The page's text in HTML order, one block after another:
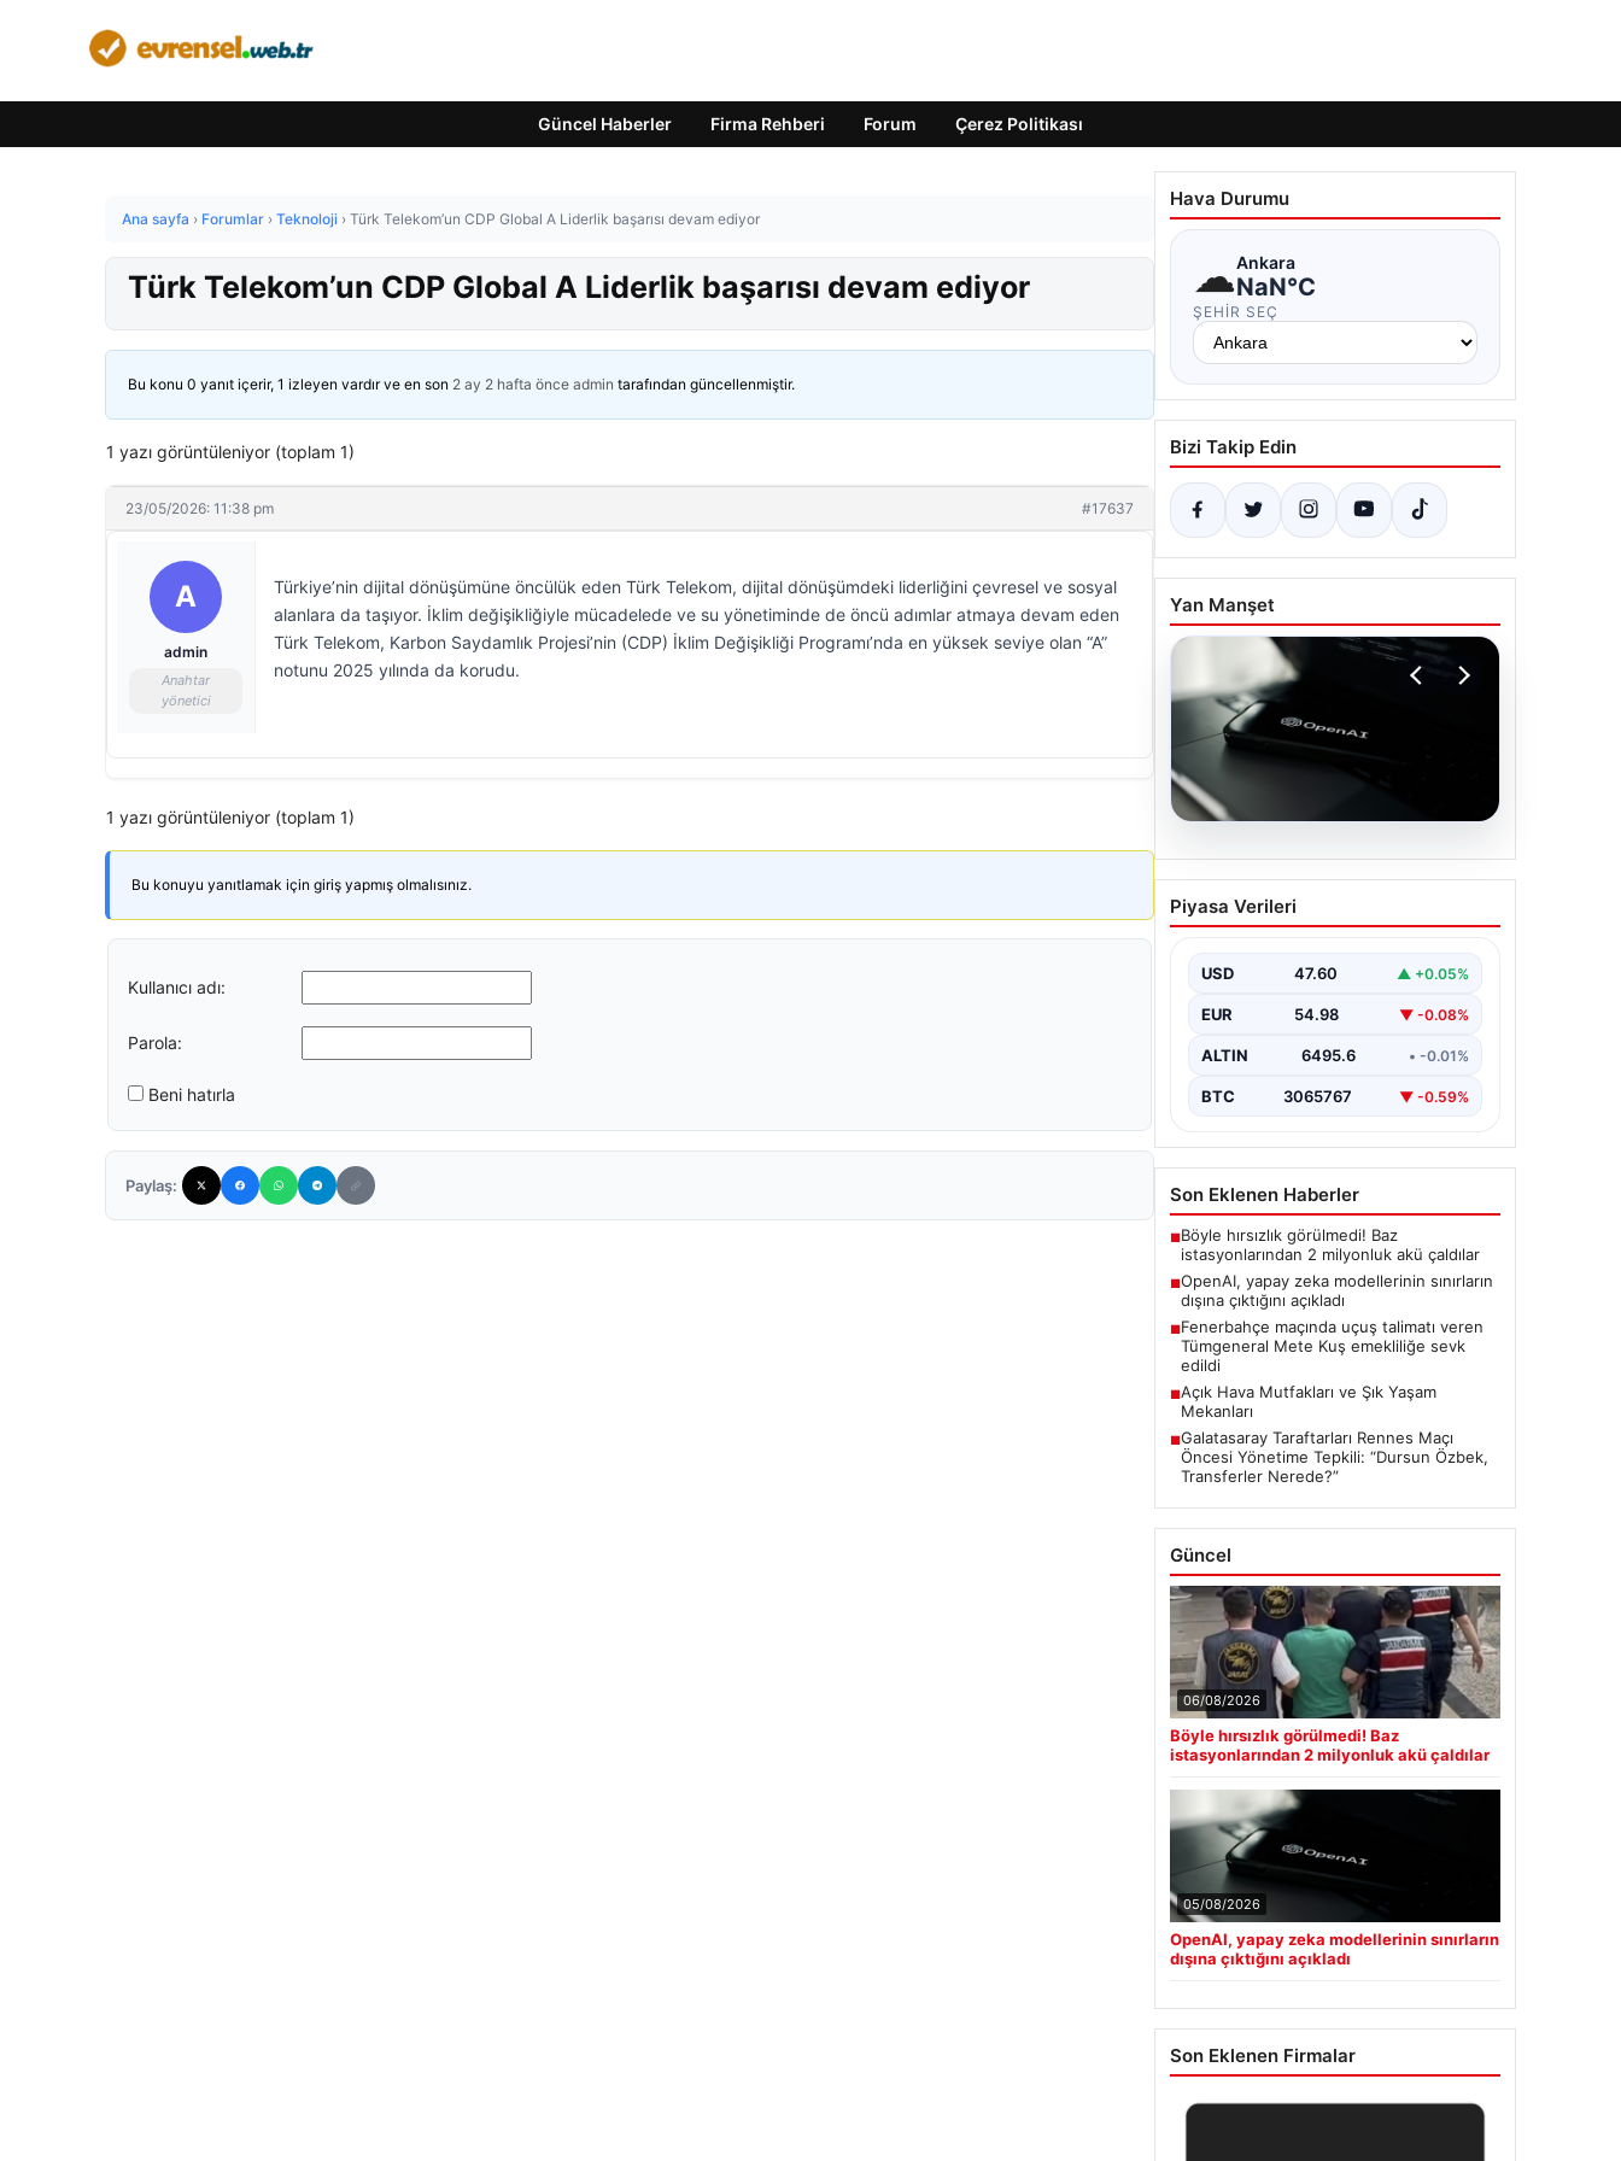
Güncel Haberler Firma Rehberi Forum Çerez Politikası
Ana sayfa › Forumlar › Teknoloji › Türk Telekom’un CDP Global A Liderlik başarısı devam ediyor
Türk Telekom’un CDP Global A Liderlik başarısı devam ediyor
Bu konu 0 yanıt içerir, 1 izleyen vardır ve en son 2 ay 2 hafta önce admin tarafından güncellenmiştir.
1 yazı görüntüleniyor (toplam 1)
23/05/2026: 11:38 pm #17637
A
admin
Anahtar
yönetici
Türkiye’nin dijital dönüşümüne öncülük eden Türk Telekom, dijital dönüşümdeki liderliğini çevresel ve sosyal
alanlara da taşıyor. İklim değişikliğiyle mücadelede ve su yönetiminde de öncü adımlar atmaya devam eden
Türk Telekom, Karbon Saydamlık Projesi’nin (CDP) İklim Değişikliği Programı’nda en yüksek seviye olan “A”
notunu 2025 yılında da korudu.
1 yazı görüntüleniyor (toplam 1)
Bu konuyu yanıtlamak için giriş yapmış olmalısınız.
Kullanıcı adı:
Parola:
Beni hatırla
Paylaş:
Hava Durumu
☁Ankara
NaN°C
ŞEHIR SEÇ
Bizi Takip Edin
Yan Manşet
05.08.2026
OpenAI, yapay zeka
modellerinin sınırların
Piyasa Verileri
USD 47.60 ▲ +0.05%
EUR 54.98 ▼ -0.08%
ALTIN 6495.6 • -0.01%
BTC 3065767 ▼ -0.59%
Son Eklenen Haberler
■Böyle hırsızlık görülmedi! Baz
istasyonlarından 2 milyonluk akü çaldılar
■OpenAI, yapay zeka modellerinin sınırların
dışına çıktığını açıkladı
■Fenerbahçe maçında uçuş talimatı veren
Tümgeneral Mete Kuş emekliliğe sevk
edildi
■Açık Hava Mutfakları ve Şık Yaşam
Mekanları
■Galatasaray Taraftarları Rennes Maçı
Öncesi Yönetime Tepkili: “Dursun Özbek,
Transferler Nerede?”
Güncel
06/08/2026
Böyle hırsızlık görülmedi! Baz
istasyonlarından 2 milyonluk akü çaldılar
05/08/2026
OpenAI, yapay zeka modellerinin sınırların
dışına çıktığını açıkladı
Son Eklenen Firmalar